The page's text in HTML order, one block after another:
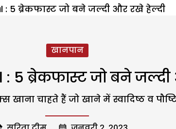
: 5 ब्रेकफास्ट जो बने जल्दी और रखे हेल्दी
खानपान
: 5 ब्रेकफास्ट जो बने
चाहते हैं जो खाने में स्वादिष्ठ व